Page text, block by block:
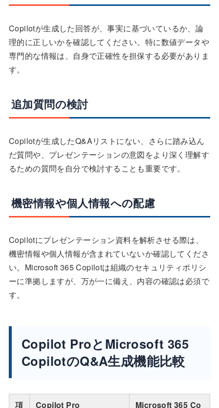
Copilotが生成した回答が、事実に基づいているか、論
理的に正しいかを確認してください。特に数値データや
専門的な情報は、自身で正確性を担保する必要がありま
す。
追加質問の検討
Copilotが生成したQ&Aリストにない、さらに踏み込ん
だ質問や、プレゼンテーションの意図をより深く理解す
るための質問を自分で検討することも重要です。
機密情報や個人情報への配慮
Copilotにプレゼンテーション資料を解析させる際は、
機密情報や個人情報が含まれていないか確認してくださ
い。Microsoft 365 Copilotは組織のセキュリティポリシ
ーに準拠しますが、万が一に備え、内容の確認は必須で
す。
Copilot ProとMicrosoft 365
CopilotのQ&A生成機能比較
項
Copilot Pro
Microsoft 365 Co